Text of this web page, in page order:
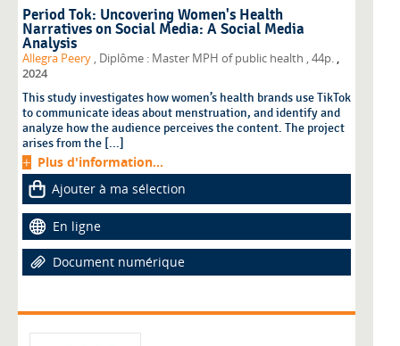
Period Tok: Uncovering Women's Health
Narratives on Social Media: A Social Media
Analysis
Allegra Peery , Diplôme : Master MPH of public health , 44p. ,
2024
This study investigates how women’s health brands use TikTok
to communicate ideas about menstruation, and identify and
analyze how the audience perceives the content. The project
arises from the [...]
Plus d'information...
Ajouter à ma sélection
En ligne
Document numérique